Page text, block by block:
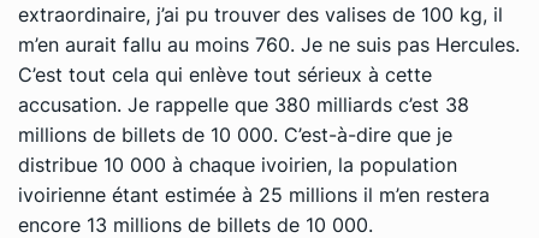
extraordinaire, j’ai pu trouver des valises de 100 kg, il
m’en aurait fallu au moins 760. Je ne suis pas Hercules.
C’est tout cela qui enlève tout sérieux à cette
accusation. Je rappelle que 380 milliards c’est 38
millions de billets de 10 000. C’est-à-dire que je
distribue 10 000 à chaque ivoirien, la population
ivoirienne étant estimée à 25 millions il m’en restera
encore 13 millions de billets de 10 000.